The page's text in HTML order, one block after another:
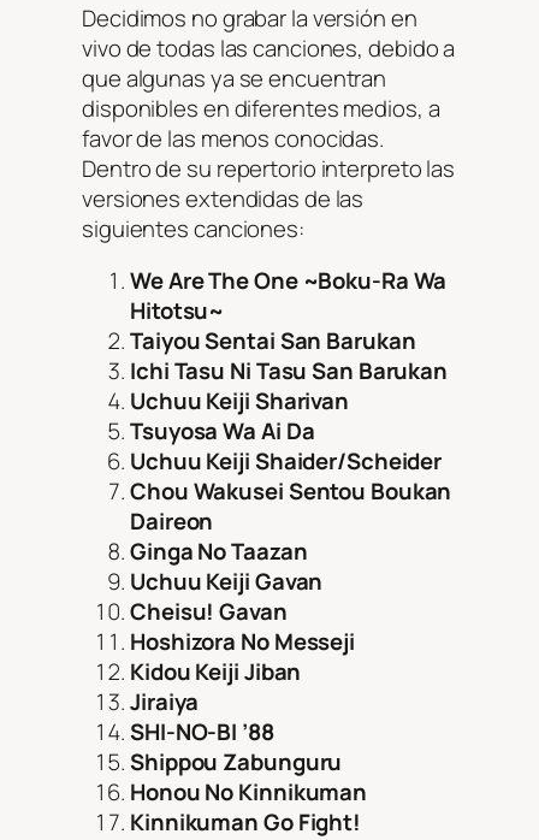
Decidimos no grabar la versión en
vivo de todas las canciones, debido a
que algunas ya se encuentran
disponibles en diferentes medios, a
favor de las menos conocidas.
Dentro de su repertorio interpreto las
versiones extendidas de las
siguientes canciones:
We Are The One ~Boku-Ra Wa
Hitotsu~
Taiyou Sentai San Barukan
Ichi Tasu Ni Tasu San Barukan
Uchuu Keiji Sharivan
Tsuyosa Wa Ai Da
Uchuu Keiji Shaider/Scheider
Chou Wakusei Sentou Boukan
Daireon
Ginga No Taazan
Uchuu Keiji Gavan
Cheisu! Gavan
Hoshizora No Messeji
Kidou Keiji Jiban
Jiraiya
SHI-NO-BI ’88
Shippou Zabunguru
Honou No Kinnikuman
Kinnikuman Go Fight!